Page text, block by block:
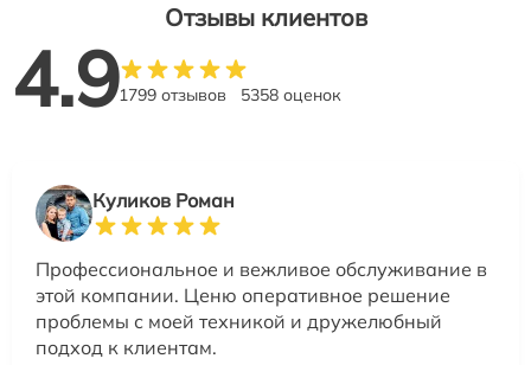
Отзывы клиентов
4.91799 отзывов 5358 оценок
Куликов Роман
Профессиональное и вежливое обслуживание в
этой компании. Ценю оперативное решение
проблемы с моей техникой и дружелюбный
подход к клиентам.